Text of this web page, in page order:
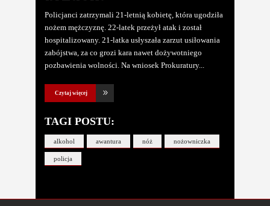
Policjanci zatrzymali 21-letnią kobietę, która ugodziła
nożem mężczyznę. 22-latek przeżył atak i został
hospitalizowany. 21-latka usłyszała zarzut usiłowania
zabójstwa, za co grozi kara nawet dożywotniego
pozbawienia wolności. Na wniosek Prokuratury
Czytaj więcej
TAGI POSTU:
alkohol awantura nóż nożowniczka
policja